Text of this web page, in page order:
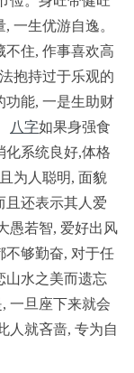
一生优游自逸。
不住, 作事喜欢高
抱持过于乐观的
功能, 一是生助财
八字如果身强食
化系统良好,体格
为人聪明, 面貌
且还表示其人爱
愚若智, 爱好出风
不够勤奋, 对于任
山水之美而遗忘
一旦座下来就会
人就吝啬, 专为自